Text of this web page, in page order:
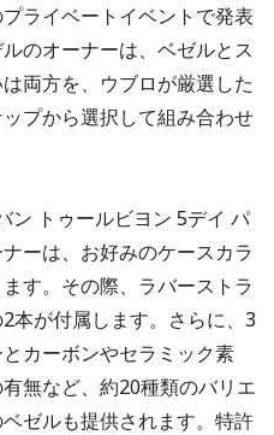
ライベートイベントで発表
のオーナーは、ベゼルとス
両方を、ウブロが厳選した
プから選択して組み合わせ
ン トゥールビヨン 5デイ パ
ーは、お好みのケースカラ
す。その際、ラバーストラ
本が付属します。さらに、3
カーボンやセラミック素
無など、約20種類のバリエ
ゼルも提供されます。特許